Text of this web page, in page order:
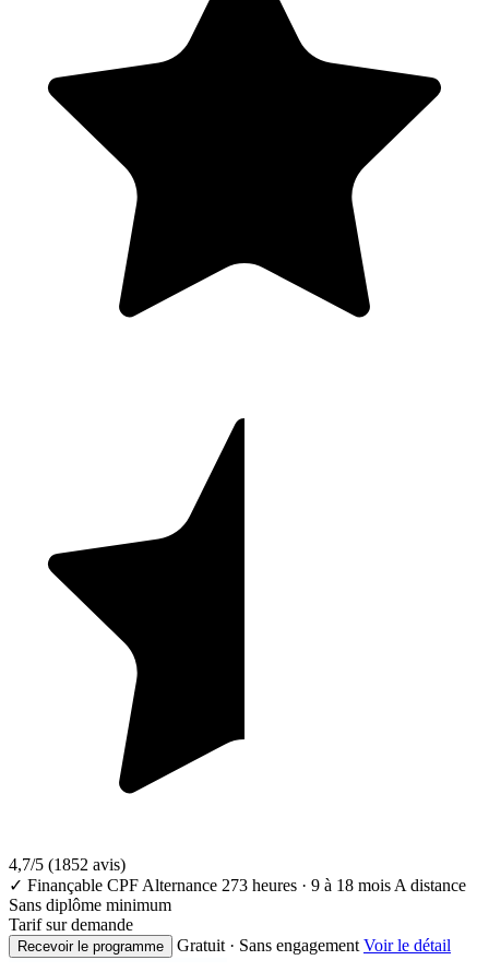
4,7/5 (1852 avis)
✓ Finançable CPF Alternance 273 heures · 9 à 18 mois A distance
Sans diplôme minimum
Tarif sur demande
Recevoir le programme Gratuit · Sans engagement Voir le détail